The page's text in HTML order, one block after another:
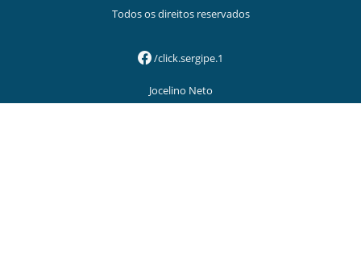
Todos os direitos reservados
/click.sergipe.1
Jocelino Neto